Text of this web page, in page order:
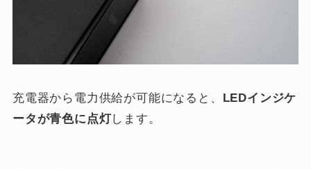
充電器から電力供給が可能になると、
LEDインジケ
ータが青色に点灯します。